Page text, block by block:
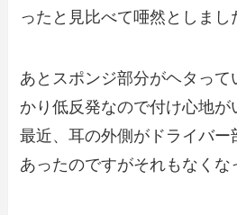
ったと見比べて唖然としまし
あとスポンジ部分がヘタって
かり低反発なので付け心地が
最近、耳の外側がドライバ
あったのですがそれもなくな